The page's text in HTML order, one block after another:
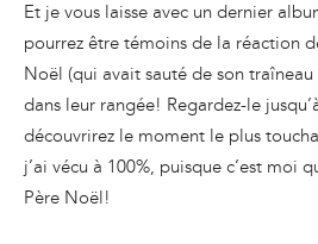
Et je vous laisse avec un dernier
pourrez être témoins de la réaction
Noël (qui avait sauté de son
dans leur rangée! Regardez-le
découvrirez le moment le plus
j’ai vécu à 100%, puisque c’est moi
Père Noël!